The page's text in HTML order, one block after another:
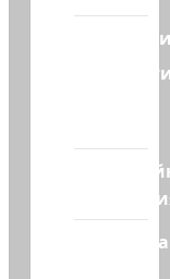
Полемика